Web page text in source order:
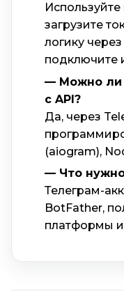
загрузите
логику
подключите
— Можно ли
с API?
Да, через
(aiogram),
— Что
Телеграм-
BotFather,
платформы